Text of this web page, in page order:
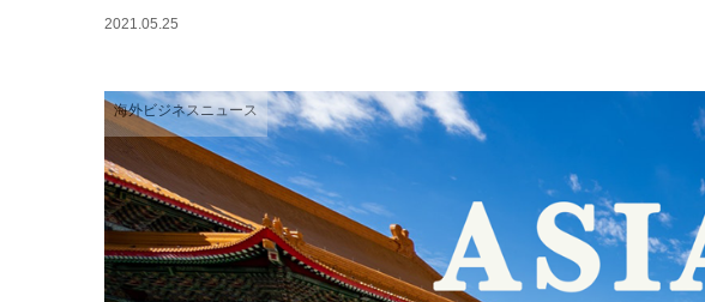
2021.05.25
海外ビジネスニュース